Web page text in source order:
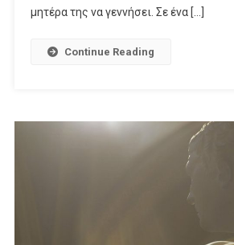
Διεθνούς
μητέρα της να γεννήσει. Σε ένα […]
Continue Reading